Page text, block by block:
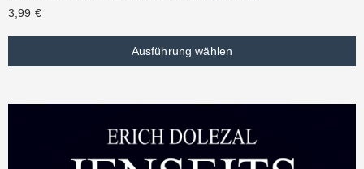
3,99 €
Ausführung wählen